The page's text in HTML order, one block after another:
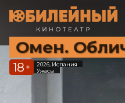
Омен.
18 +
2026, Испания
Ужасы